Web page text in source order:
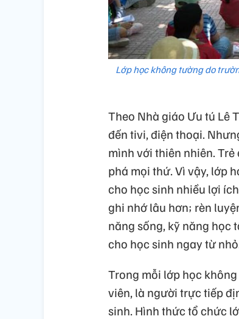
Lớp học không tường do
Theo Nhà giáo Ưu tú Lê
đến tivi, điện thoại.
mình với thiên nhiên.
phá mọi thứ. Vì vậy, lớp
cho học sinh nhiều lợi
ghi nhớ lâu hơn; rèn
năng sống, kỹ năng học
cho học sinh ngay từ
Trong mỗi lớp học
viên, là người trực tiếp
sinh. Hình thức tổ chức